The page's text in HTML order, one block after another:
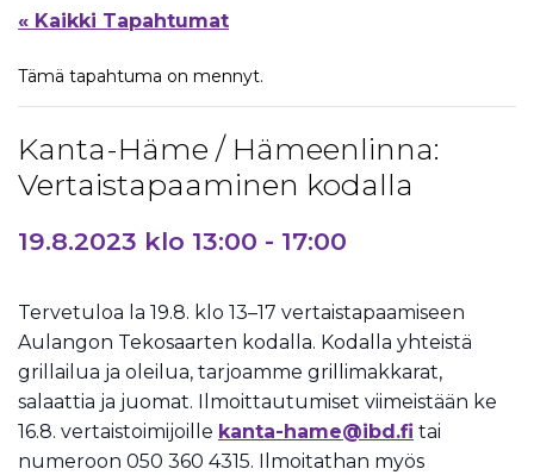
« Kaikki Tapahtumat
Tämä tapahtuma on mennyt.
Kanta-Häme / Hämeenlinna:
Vertaistapaaminen kodalla
19.8.2023 klo 13:00 - 17:00
Tervetuloa la 19.8. klo 13–17 vertaistapaamiseen
Aulangon Tekosaarten kodalla. Kodalla yhteistä
grillailua ja oleilua, tarjoamme grillimakkarat,
salaattia ja juomat. Ilmoittautumiset viimeistään ke
16.8. vertaistoimijoille kanta-hame@ibd.fi tai
numeroon 050 360 4315. Ilmoitathan myös